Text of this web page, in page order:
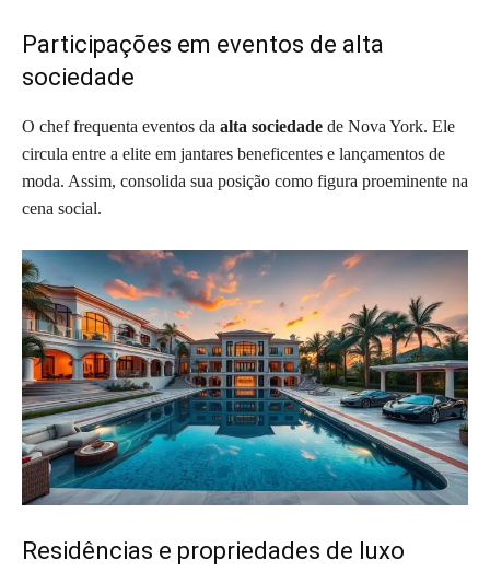
Participações em eventos de alta
sociedade
O chef frequenta eventos da alta sociedade de Nova York. Ele
circula entre a elite em jantares beneficentes e lançamentos de
moda. Assim, consolida sua posição como figura proeminente na
cena social.
Residências e propriedades de luxo